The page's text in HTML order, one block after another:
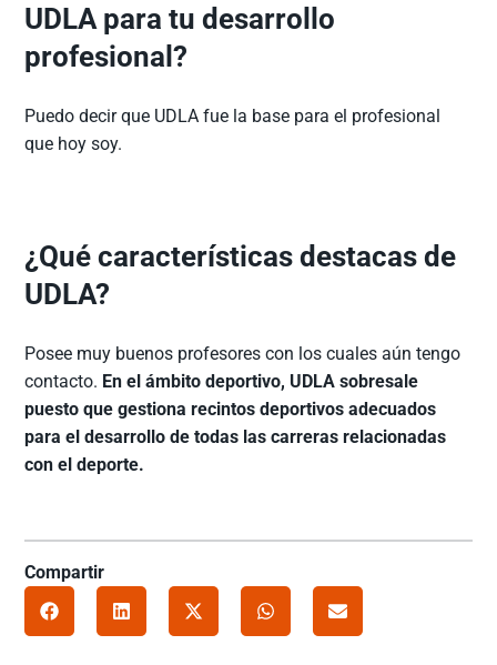
UDLA para tu desarrollo
profesional?
Puedo decir que UDLA fue la base para el profesional
que hoy soy.
¿Qué características destacas de
UDLA?
Posee muy buenos profesores con los cuales aún tengo
contacto. En el ámbito deportivo, UDLA sobresale
puesto que gestiona recintos deportivos adecuados
para el desarrollo de todas las carreras relacionadas
con el deporte.
Compartir